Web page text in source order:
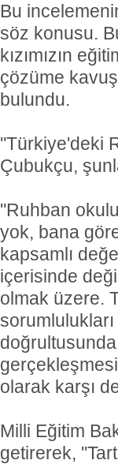
Bu
söz konusu.
kızımızın
çözüme
bulundu.
''Türkiye'deki
Çubukçu,
''Ruhban
yok, bana
kapsamlı
içerisinde
olmak üzere.
olarak karşı
Milli Eğitim
getirerek,